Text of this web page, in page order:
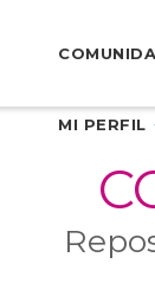
MI PERFIL